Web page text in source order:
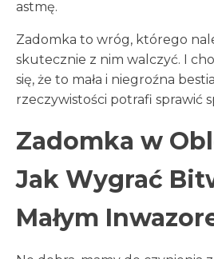
astmę.
Zadomka to wróg, którego
skutecznie z nim walczyć. I
się, że to mała i niegroźna
rzeczywistości potrafi sprawić
Zadomka w
Jak Wygrać
Małym